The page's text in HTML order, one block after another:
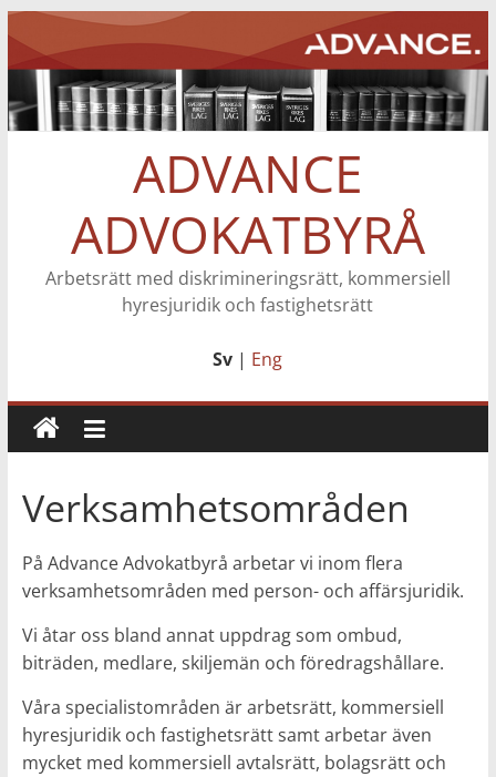
Hoppa
till
innehåll
ADVANCE
ADVOKATBYRÅ
Arbetsrätt med diskrimineringsrätt, kommersiell
hyresjuridik och fastighetsrätt
Sv | Eng
Verksamhetsområden
På Advance Advokatbyrå arbetar vi inom flera
verksamhetsområden med person- och affärsjuridik.
Vi åtar oss bland annat uppdrag som ombud,
biträden, medlare, skiljemän och föredragshållare.
Våra specialistområden är arbetsrätt, kommersiell
hyresjuridik och fastighetsrätt samt arbetar även
mycket med kommersiell avtalsrätt, bolagsrätt och